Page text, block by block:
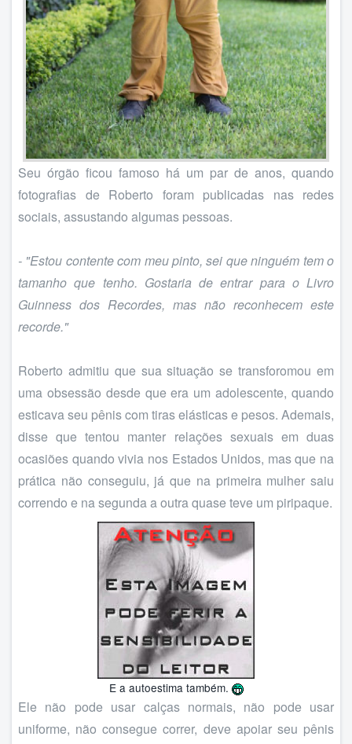
Seu órgão ficou famoso há um par de anos, quando
fotografias de Roberto foram publicadas nas redes
sociais, assustando algumas pessoas.
- "Estou contente com meu pinto, sei que ninguém tem o
tamanho que tenho. Gostaria de entrar para o Livro
Guinness dos Recordes, mas não reconhecem este
recorde."
Roberto admitiu que sua situação se transforomou em
uma obsessão desde que era um adolescente, quando
esticava seu pênis com tiras elásticas e pesos. Ademais,
disse que tentou manter relações sexuais em duas
ocasiões quando vivia nos Estados Unidos, mas que na
prática não conseguiu, já que na primeira mulher saiu
correndo e na segunda a outra quase teve um piripaque.
E a autoestima também.
Ele não pode usar calças normais, não pode usar
uniforme, não consegue correr, deve apoiar seu pênis